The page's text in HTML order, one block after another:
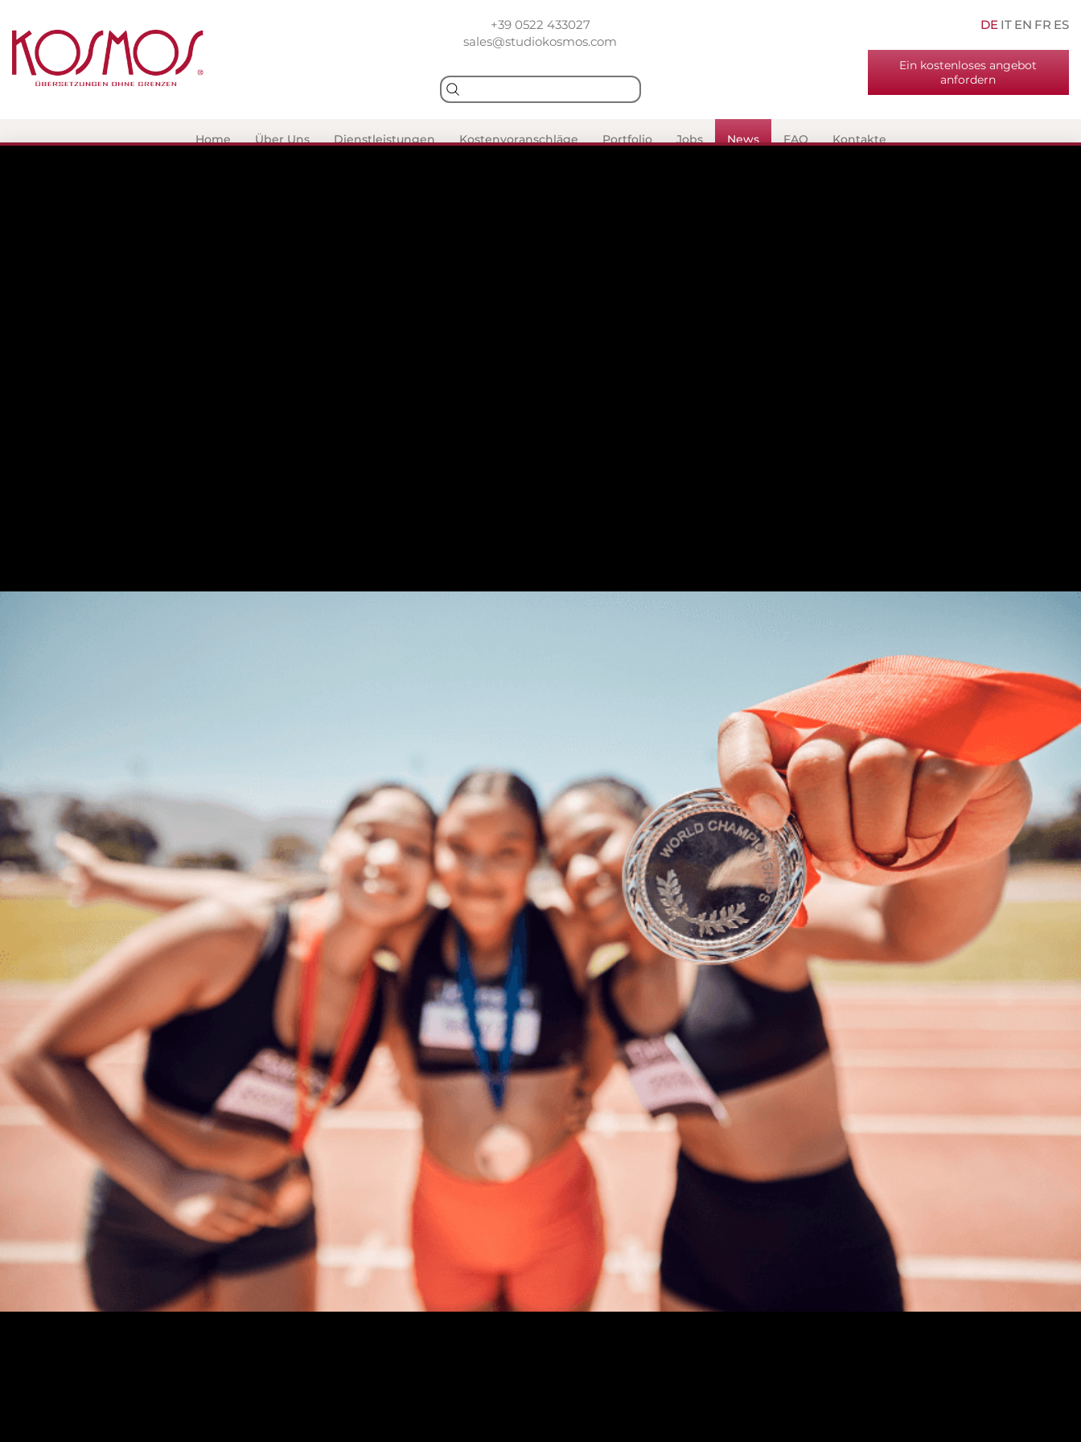
+39 0522 433027
sales@studiokosmos.com
DE IT EN FR ES
Ein kostenloses angebot
anfordern
Home Über Uns Dienstleistungen Kostenvoranschläge Portfolio Jobs News FAQ Kontakte